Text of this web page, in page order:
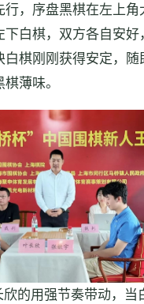
行，序盘黑棋在左上角
下白棋，双方各自安好
白棋刚刚获得安定，随
薄味。
欣的用强节奏带动，当